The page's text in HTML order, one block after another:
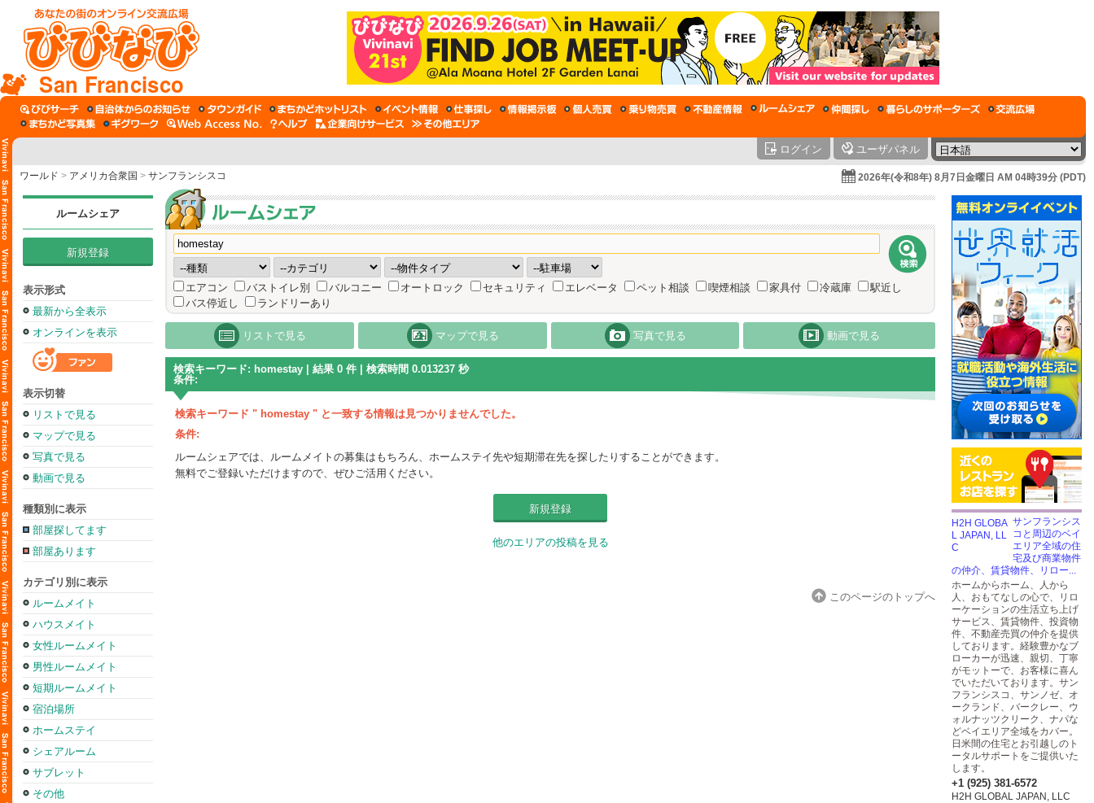
San Francisco
ログイン ユーザパネル
ワールド > アメリカ合衆国 > サンフランシスコ 2026年(令和8年) 8月7日金曜日 AM 04時39分 (PDT)
ルームシェア
新規登録
表示形式
最新から全表示
オンラインを表示
表示切替
リストで見る
マップで見る
写真で見る
動画で見る
種類別に表示
部屋探してます
部屋あります
カテゴリ別に表示
ルームメイト
ハウスメイト
女性ルームメイト
男性ルームメイト
短期ルームメイト
宿泊場所
ホームステイ
シェアルーム
サブレット
その他
エアコン バストイレ別 バルコニー オートロック セキュリティ エレベータ ペット相談 喫煙相談 家具付 冷蔵庫
駅近し
バス停近し
ランドリーあり
リストで見る マップで見る 写真で見る 動画で見る
検索キーワード: homestay | 結果 0 件 | 検索時間 0.013237 秒
条件:
検索キーワード " homestay " と一致する情報は見つかりませんでした。
条件:
ルームシェアでは、ルームメイトの募集はもちろん、ホームステイ先や短期滞在先を探したりすることができます。
無料でご登録いただけますので、ぜひご活用ください。
新規登録
他のエリアの投稿を見る
このページのトップへ
サンフランシス
コと周辺のベイ
エリア全域の住
宅及び商業物件
の仲介、賃貸物件、リロー...
ホームからホーム、人から
人、おもてなしの心で、リロ
ーケーションの生活立ち上げ
サービス、賃貸物件、投資物
件、不動産売買の仲介を提供
しております。経験豊かなブ
ローカーが迅速、親切、丁寧
がモットーで、お客様に喜ん
でいただいております。サン
フランシスコ、サンノゼ、オ
ークランド、バークレー、ウ
ォルナッツクリーク、ナパな
どベイエリア全域をカバー。
日米間の住宅とお引越しのト
ータルサポートをご提供いた
します。
+1 (925) 381-6572
H2H GLOBAL JAPAN, LLC